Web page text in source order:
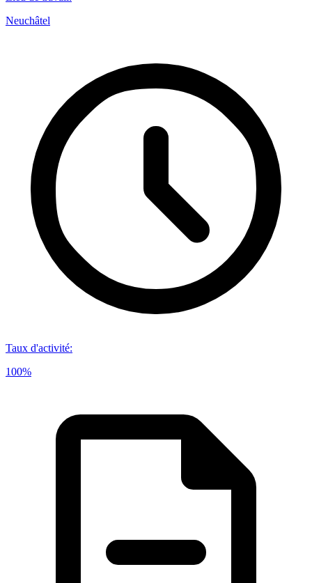
Neuchâtel
Taux d'activité:
100%